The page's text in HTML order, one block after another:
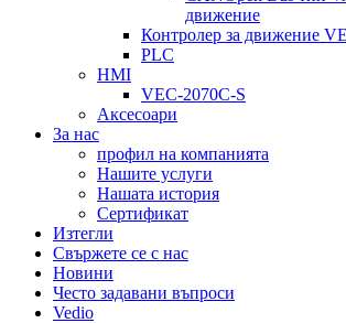
движение
Контролер за движение VE
PLC
HMI
VEC-2070C-S
Аксесоари
За нас
профил на компанията
Нашите услуги
Нашата история
Сертификат
Изтегли
Свържете се с нас
Новини
Често задавани въпроси
Vedio